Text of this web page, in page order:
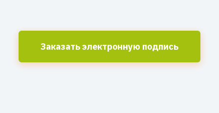
Заказать электронную подпись